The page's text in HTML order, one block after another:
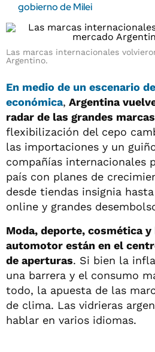
gobierno de Milei
Las marcas internacionales
Argentino.
En medio de un escenario
económica, Argentina
radar de las grandes
flexibilización del cepo
las importaciones y un
compañías internacionales
país con planes de
desde tiendas insignia
online y grandes
Moda, deporte, cosmética
automotor están en el
de aperturas. Si bien la
una barrera y el consumo
todo, la apuesta de las
de clima. Las vidrieras
hablar en varios idiomas.